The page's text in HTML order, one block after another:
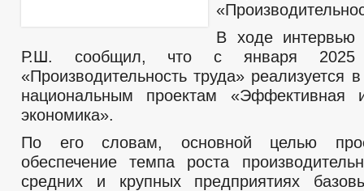
В ходе
Р.Ш. сообщил, что с января 2025
«Производительность труда» реализуется
национальным проектам «Эффективная
экономика».
По его словам, основной целью
обеспечение темпа роста
средних и крупных предприятиях